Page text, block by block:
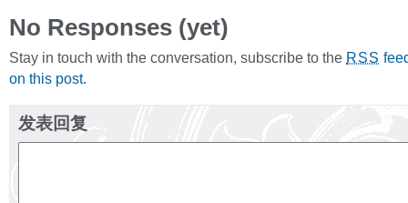
No Responses (yet)
Stay in touch with the conversation, subscribe to the RSS
on this post.
发表回复